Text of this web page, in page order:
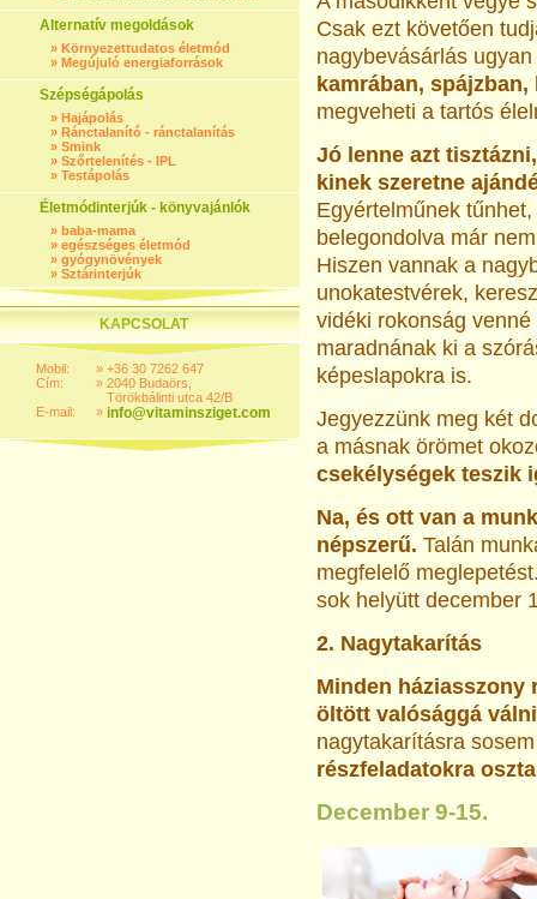
Alternatív megoldások
» Környezettudatos életmód
» Megújuló energiaforrások
Szépségápolás
» Hajápolás
» Ránctalanító - ránctalanítás
» Smink
» Szőrtelenítés - IPL
» Testápolás
Életmódinterjúk - könyvajánlók
» baba-mama
» egészséges életmód
» gyógynövények
» Sztárinterjúk
KAPCSOLAT
Mobil:
Cím:
E-mail:
»
»
»
+36 30 7262 647
2040 Budaörs,
Törökbálinti utca 42/B
info@vitaminsziget.com
Csak ezt követően
nagybevásárlás
kamrában,
megveheti a tartós
Jó lenne azt
kinek szeretne
Egyértelműnek
belegondolva már
Hiszen vannak a
unokatestvérek,
vidéki rokonság
maradnának ki a
képeslapokra is.
Jegyezzünk meg két
a másnak örömet
csekélységek teszik
Na, és ott van a
népszerű. Talán
megfelelő
sok helyütt december
2. Nagytakarítás
Minden háziasszony
öltött valósággá
nagytakarításra
részfeladatokra
December 9-15.